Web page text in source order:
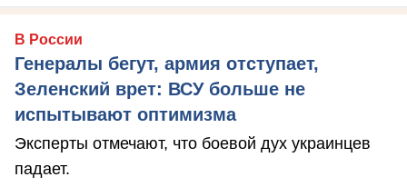
В России
Генералы бегут, армия отступает,
Зеленский врет: ВСУ больше не
испытывают оптимизма
Эксперты отмечают, что боевой дух украинцев
падает.